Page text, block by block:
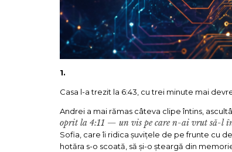
1.
Casa l-a trezit la 6:43, cu trei minute mai
Andrei a mai rămas câteva clipe întins,
oprit la 4:11 — un vis pe care n-ai vrut să-l
Sofia, care îi ridica șuvițele de pe frunte cu
hotăra s-o scoată, să și-o șteargă din